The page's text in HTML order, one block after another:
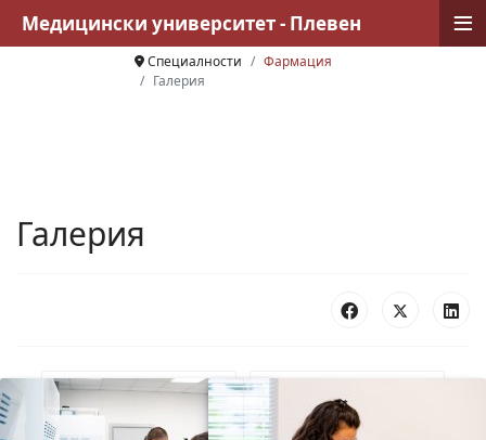
Специалности
Фармация
Галерия
Галерия
Медицински университет - Плевен ≡